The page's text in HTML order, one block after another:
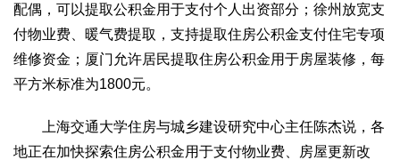
配偶，可以提取公积金用于支付个人出资部分；徐州放宽支
付物业费、暖气费提取，支持提取住房公积金支付住宅专项
维修资金；厦门允许居民提取住房公积金用于房屋装修，每
平方米标准为1800元。
上海交通大学住房与城乡建设研究中心主任陈杰说，各
地正在加快探索住房公积金用于支付物业费、房屋更新改